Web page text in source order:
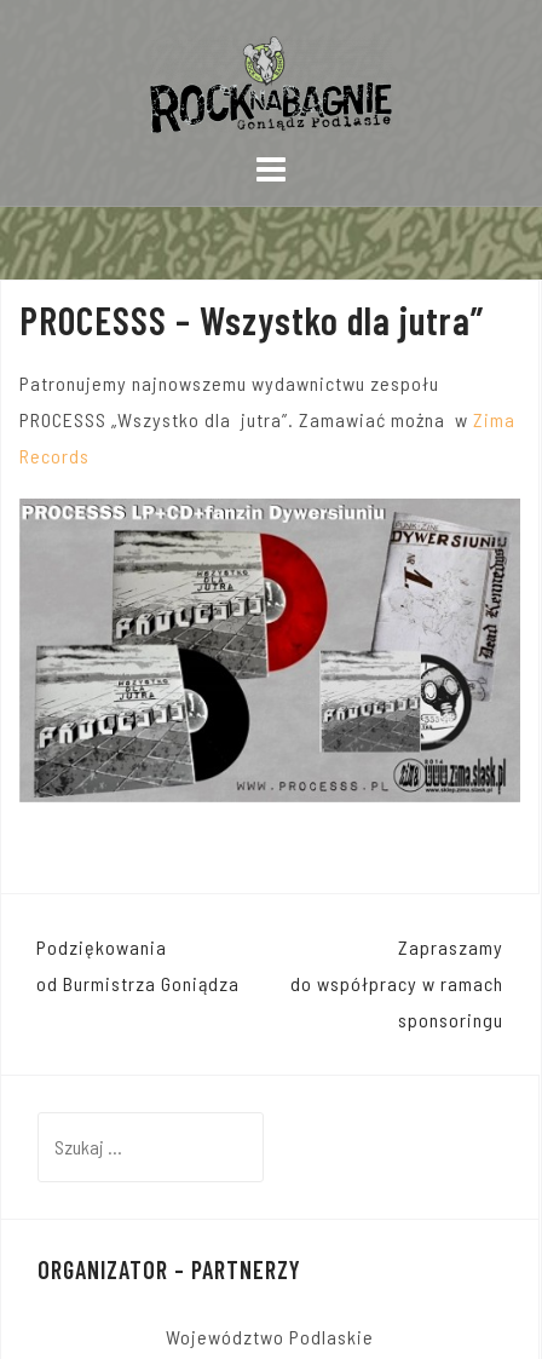
PROCESSS – Wszystko dla jutra”
Patronujemy najnowszemu wydawnictwu zespołu
PROCESSS „Wszystko dla jutra”. Zamawiać można w Zima
Records
Nawigacja
wpisu
Podziękowania
od Burmistrza Goniądza
Zapraszamy
do współpracy w ramach
sponsoringu
ORGANIZATOR – PARTNERZY
Województwo Podlaskie